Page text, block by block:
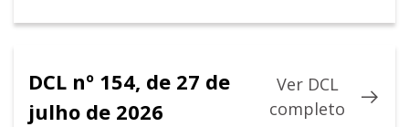
DCL nº 154, de 27 de
julho de 2026
Ver DCL
completo